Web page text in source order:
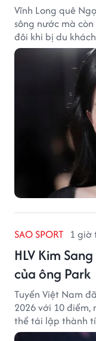
Vĩnh Long quê
sông nước mà
đôi khi bị du
SAO SPORT 1 giờ
HLV Kim
của ông Park
Tuyển Việt Nam
2026 với 10 điểm,
thể tái lập thành
Seo từng tạo ra.